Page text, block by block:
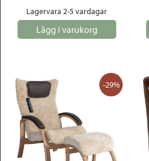
Lagervara 2-5 vardagar
Lägg i varukorg
-29%